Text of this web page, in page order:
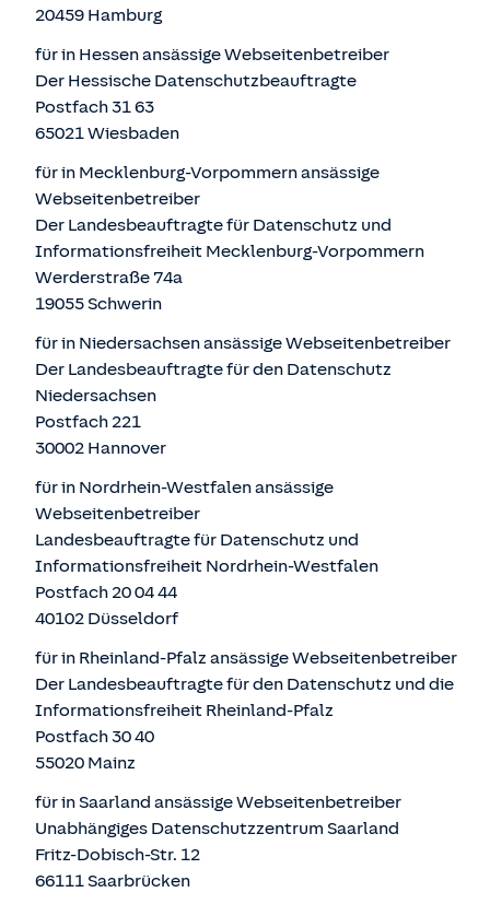
20459 Hamburg
für in Hessen ansässige Webseitenbetreiber
Der Hessische Datenschutzbeauftragte
Postfach 31 63
65021 Wiesbaden
für in Mecklenburg-Vorpommern ansässige
Webseitenbetreiber
Der Landesbeauftragte für Datenschutz und
Informationsfreiheit Mecklenburg-Vorpommern
Werderstraße 74a
19055 Schwerin
für in Niedersachsen ansässige Webseitenbetreiber
Der Landesbeauftragte für den Datenschutz
Niedersachsen
Postfach 221
30002 Hannover
für in Nordrhein-Westfalen ansässige
Webseitenbetreiber
Landesbeauftragte für Datenschutz und
Informationsfreiheit Nordrhein-Westfalen
Postfach 20 04 44
40102 Düsseldorf
für in Rheinland-Pfalz ansässige Webseitenbetreiber
Der Landesbeauftragte für den Datenschutz und die
Informationsfreiheit Rheinland-Pfalz
Postfach 30 40
55020 Mainz
für in Saarland ansässige Webseitenbetreiber
Unabhängiges Datenschutzzentrum Saarland
Fritz-Dobisch-Str. 12
66111 Saarbrücken